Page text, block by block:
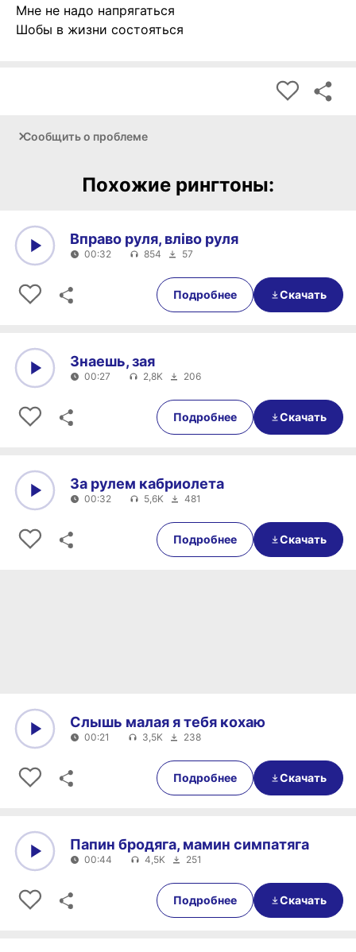
Мне не надо напрягаться
Шобы в жизни состояться
Сообщить о проблеме
Похожие рингтоны:
00:32
Вправо руля, вліво руля
00:32 854 57
Подробнее Скачать
00:27
Знаешь, зая
00:27 2,8K 206
Подробнее Скачать
00:32
За рулем кабриолета
00:32 5,6K 481
Подробнее Скачать
00:21
Слышь малая я тебя кохаю
00:21 3,5K 238
Подробнее Скачать
00:44
Папин бродяга, мамин симпатяга
00:44 4,5K 251
Подробнее Скачать